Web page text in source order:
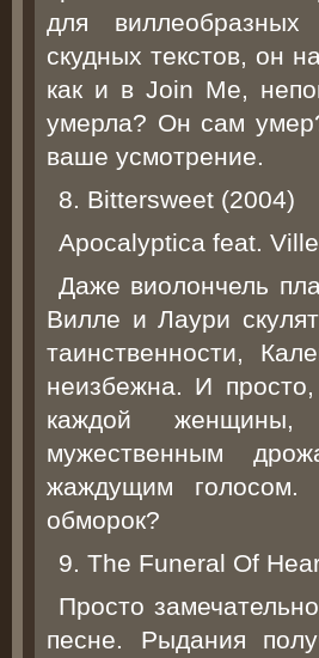
для
скудных текстов, он
как и в Join Me,
умерла? Он сам
ваше усмотрение.
8. Bittersweet (2004)
Apocalyptica feat.
Даже виолончель
Вилле и Лаури
таинственности,
неизбежна. И
каждой женщины,
мужественным
жаждущим
обморок?
9. The Funeral Of
Просто
песне. Рыдания